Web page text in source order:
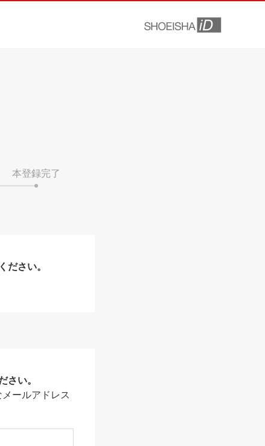
本登録完了
ださい。
い。
ールアドレス